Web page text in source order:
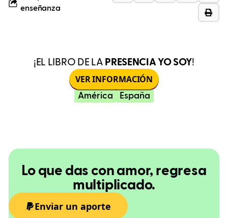
enseñanza
¡EL LIBRO DE LA PRESENCIA YO SOY!
VER INFORMACIÓN
América España
Lo que das con amor, regresa
multiplicado.
Enviar un aporte